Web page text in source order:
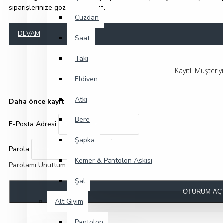
Cüzdan
Saat
Takı
Eldiven
Atkı
Bere
Şapka
Kemer & Pantolon Askısı
Şal
Alt Giyim
siparişlerinize göz atabilirsiniz.
DEVAM
Kayıtlı
Daha önce kayıt oldum.
E-Posta Adresi
Parola
Parolamı Unuttum
OTURUM AÇ